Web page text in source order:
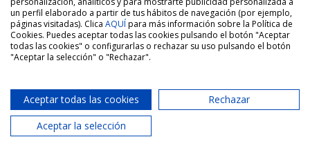
5 Hab.
un perfil elaborado a partir de tus hábitos de navegación (por ejemplo,
páginas visitadas). Clica AQUÍpara más información sobre la Política de
Cookies. Puedes aceptar todas las cookies pulsando el botón "Aceptar
todas las cookies" o configurarlas o rechazar su uso pulsando el botón
"Aceptar la selección" o "Rechazar".
Aceptar todas las cookies
Rechazar
Aceptar la selección